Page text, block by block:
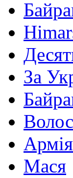
За
Мася